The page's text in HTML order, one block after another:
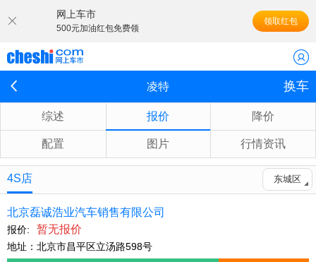
网上车市
500元加油红包免费领
领取红包
凌特 换车
综述 报价 降价
配置 图片 行情资讯
4S店 东城区
北京磊诚浩业汽车销售有限公司
报价: 暂无报价
地址：北京市昌平区立汤路598号